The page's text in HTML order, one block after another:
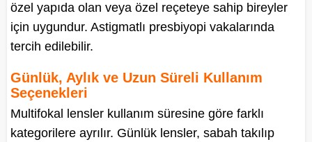
özel yapıda olan veya özel reçeteye sahip bireyler
için uygundur. Astigmatlı presbiyopi vakalarında
tercih edilebilir.
Günlük, Aylık ve Uzun Süreli Kullanım
Seçenekleri
Multifokal lensler kullanım süresine göre farklı
kategorilere ayrılır. Günlük lensler, sabah takılıp